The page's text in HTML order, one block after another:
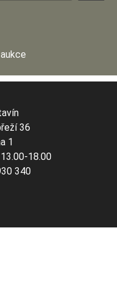
36
1
18.00
340